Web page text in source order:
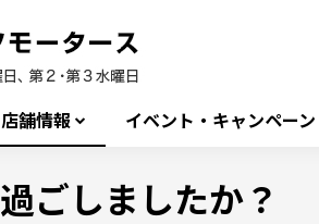
店舗情報 イベント・キャンペーン
ごしましたか？